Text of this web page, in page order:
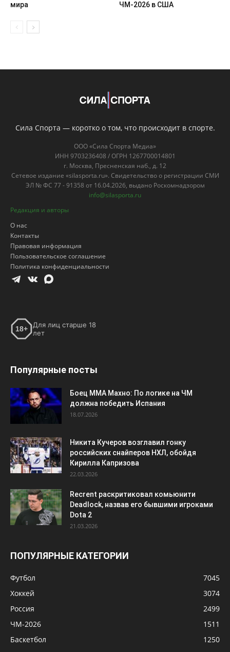
мира
ЧМ-2026 в США
Сила Спорта — коротко о том, что происходит в спорте.
ООО «Сила Спорта Медиа»
ИНН 9703236408 / ОГРН 1267700014801
г. Москва, Пресненская наб., д. 12
Сетевое издание «silasporta.ru». Свидетельство о регистрации СМИ
ЭЛ № ФС 77 - 91358 от 16.04.2026, выдано Роскомнадзором
info@silasporta.ru
Редакция и авторы
О нас
Контакты
Правовая информация
Пользовательское соглашение
Политика конфиденциальности
18+
Для лиц старше 18
лет
Популярные посты
Боец ММА Махно: По логике на ЧМ
должна победить Испания
18.07.2026
Никита Кучеров возглавил гонку
российских снайперов НХЛ, обойдя
Кирилла Капризова
22.03.2026
Recrent раскритиковал комьюнити
Deadlock, назвав его бывшими игроками
Dota 2
21.03.2026
ПОПУЛЯРНЫЕ КАТЕГОРИИ
Футбол
7045
Хоккей
3074
Россия
2499
ЧМ-2026
1511
Баскетбол
1250